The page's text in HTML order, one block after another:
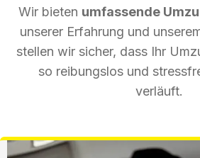
Wir bieten umfassende
unserer Erfahrung und
stellen wir sicher, dass Ihr
so reibungslos und
verläuft.